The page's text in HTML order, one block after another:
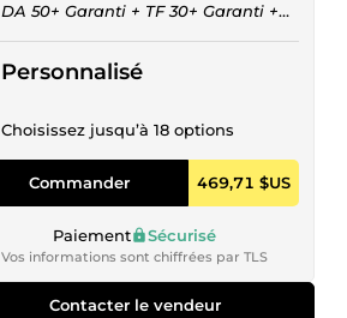
DA 50+ Garanti + TF 30+ Garanti +
Personnalisé
Choisissez jusqu’à 18 options
Commander 469,71 $US
Paiement Sécurisé
Vos informations sont chiffrées par TLS
Contacter le vendeur